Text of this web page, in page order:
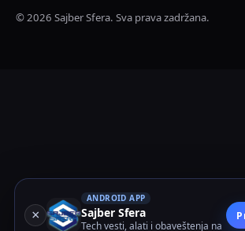
© 2026 Sajber Sfera. Sva prava zadržana.
×
ANDROID APP
Sajber Sfera
Tech vesti, alati i obaveštenja na